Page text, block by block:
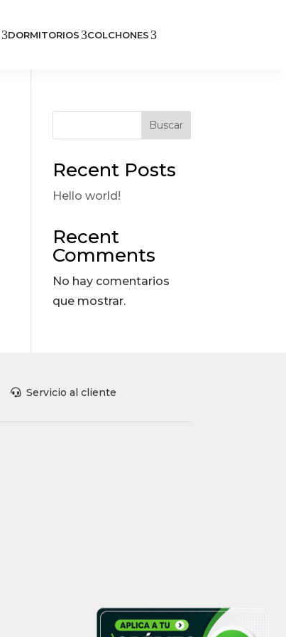
3 3
DORMITORIOS 3
COLCHONES
Buscar
Recent Posts
Hello world!
Recent
Comments
No hay comentarios
que mostrar.
Servicio al cliente